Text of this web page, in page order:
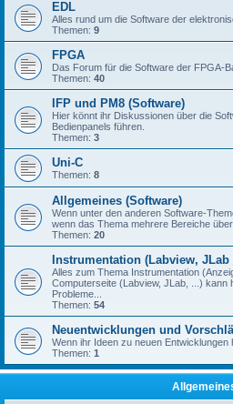
EDL
Alles rund um die Software der
Themen: 9
FPGA
Das Forum für die Software der FPGA-
Themen: 40
IFP und PM8 (Software)
Hier könnt ihr Diskussionen über die
Bedienpanels führen.
Themen: 3
Uni-C
Themen: 8
Allgemeines (Software)
Wenn unter den anderen Software-
wenn das Thema mehrere Bereiche
Themen: 20
Instrumentation (Labview, JLab
Alles zum Thema Instrumentation
Computerseite (Labview, JLab, ...) kann
Probleme...
Themen: 54
Neuentwicklungen und
Wenn ihr Ideen zu neuen Entwicklungen
Themen: 1